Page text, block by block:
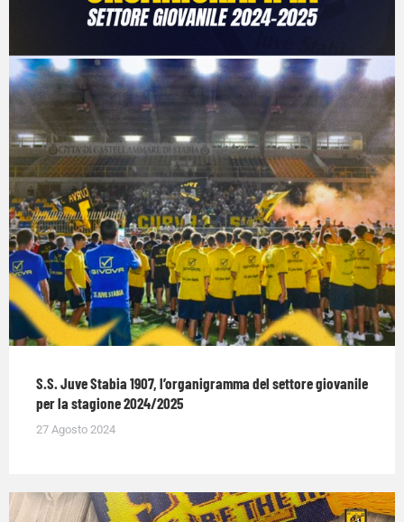
S.S. Juve Stabia 1907, l’organigramma del settore giovanile
per la stagione 2024/2025
27 Agosto 2024